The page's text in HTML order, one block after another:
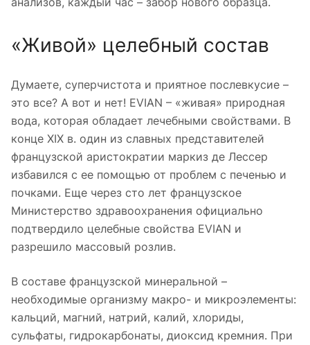
«Живой» целебный состав
Думаете, суперчистота и приятное послевкусие –
это все? А вот и нет! EVIAN – «живая» природная
вода, которая обладает лечебными свойствами. В
конце XIX в. один из славных представителей
французской аристократии маркиз де Лессер
избавился с ее помощью от проблем с печенью и
почками. Еще через сто лет французское
Министерство здравоохранения официально
подтвердило целебные свойства EVIAN и
разрешило массовый розлив.
В составе французской минеральной –
необходимые организму макро- и микроэлементы:
кальций, магний, натрий, калий, хлориды,
сульфаты, гидрокарбонаты, диоксид кремния. При